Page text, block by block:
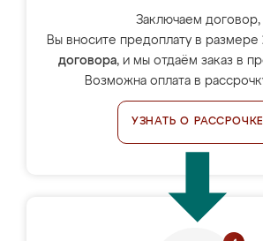
Заключаем договор,
Вы вносите предоплату в размере
договора, и мы отдаём заказ в
Возможна оплата в
УЗНАТЬ О РАССРОЧКЕ